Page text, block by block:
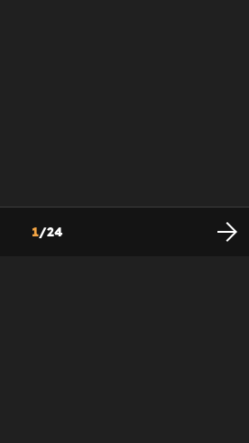
1/24